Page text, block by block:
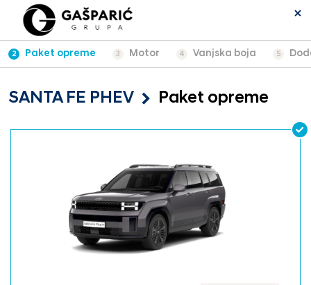
2 Paket opreme 3 Motor 4 Vanjska boja 5
SANTA FE PHEV Paket opreme